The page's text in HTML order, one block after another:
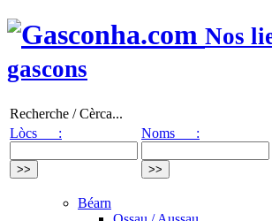
Nos
gascons
Recherche / Cèrca...
Lòcs :
Noms :
Béarn